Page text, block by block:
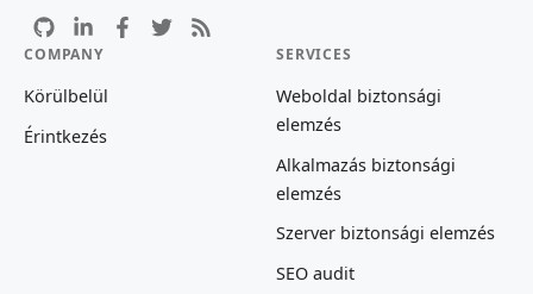
COMPANY
Körülbelül
Érintkezés
SERVICES
Weboldal biztonsági
elemzés
Alkalmazás biztonsági
elemzés
Szerver biztonsági elemzés
SEO audit